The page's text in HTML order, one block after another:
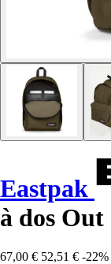
Eastpak
à dos
67,00 € 52,51 € -22%